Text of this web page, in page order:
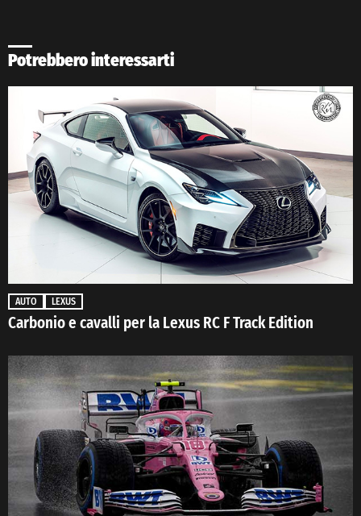
Potrebbero interessarti
AUTO LEXUS
Carbonio e cavalli per la Lexus RC F Track Edition